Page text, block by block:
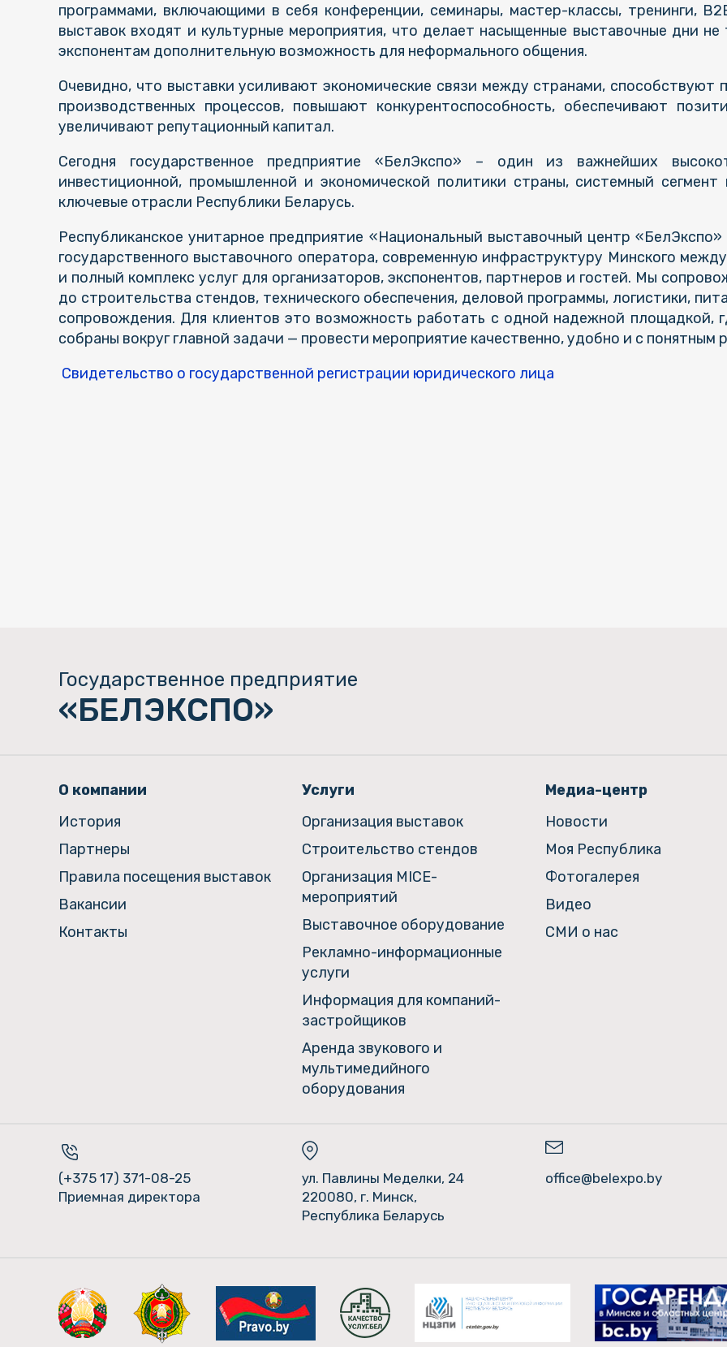
программами, включающими в себя конференции, семинары, мастер-классы, тренинги,
выставок входят и культурные мероприятия, что делает насыщенные выставочные дни
экспонентам дополнительную возможность для неформального общения.
Очевидно, что выставки усиливают экономические связи между странами, способствуют
производственных процессов, повышают конкурентоспособность, обеспечивают
увеличивают репутационный капитал.
Сегодня государственное предприятие «БелЭкспо» – один из важнейших
инвестиционной, промышленной и экономической политики страны, системный сегмент
ключевые отрасли Республики Беларусь.
Республиканское унитарное предприятие «Национальный выставочный центр
государственного выставочного оператора, современную инфраструктуру Минского
и полный комплекс услуг для организаторов, экспонентов, партнеров и гостей. Мы
до строительства стендов, технического обеспечения, деловой программы, логистики,
сопровождения. Для клиентов это возможность работать с одной надежной площадкой,
собраны вокруг главной задачи — провести мероприятие качественно, удобно и с понятным
Cвидетельство о государственной регистрации юридического лица
Государственное предприятие
«БЕЛЭКСПО»
О компании
История
Партнеры
Правила посещения выставок
Вакансии
Контакты
Услуги
Организация выставок
Строительство стендов
Организация MICE-
мероприятий
Выставочное оборудование
Рекламно-информационные
услуги
Информация для компаний-
застройщиков
Аренда звукового и
мультимедийного
оборудования
Медиа-центр
Новости
Моя Республика
Фотогалерея
Видео
СМИ о нас
(+375 17) 371-08-25
Приемная директора
ул. Павлины Меделки, 24
220080, г. Минск,
Республика Беларусь
office@belexpo.by